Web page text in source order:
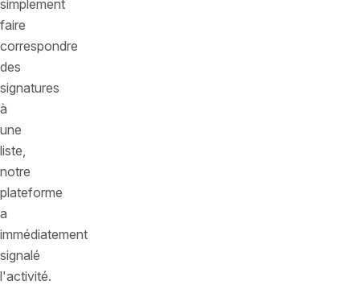
simplement
faire
correspondre
des
signatures
à
une
liste,
notre
plateforme
a
immédiatement
signalé
l'activité.